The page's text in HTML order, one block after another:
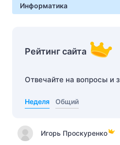
Информатика
Рейтинг сайта
Отвечайте на вопросы и
Неделя Общий
Игорь Проскуренко